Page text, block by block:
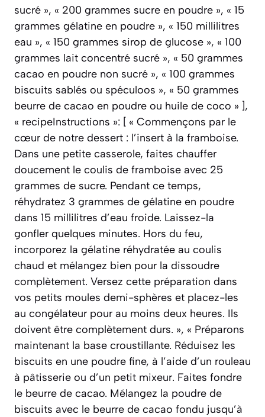
sucré », « 200 grammes sucre en poudre », « 15
grammes gélatine en poudre », « 150 millilitres
eau », « 150 grammes sirop de glucose », « 100
grammes lait concentré sucré », « 50 grammes
cacao en poudre non sucré », « 100 grammes
biscuits sablés ou spéculoos », « 50 grammes
beurre de cacao en poudre ou huile de coco » ],
« recipeInstructions »: [ « Commençons par le
cœur de notre dessert : l’insert à la framboise.
Dans une petite casserole, faites chauffer
doucement le coulis de framboise avec 25
grammes de sucre. Pendant ce temps,
réhydratez 3 grammes de gélatine en poudre
dans 15 millilitres d’eau froide. Laissez-la
gonfler quelques minutes. Hors du feu,
incorporez la gélatine réhydratée au coulis
chaud et mélangez bien pour la dissoudre
complètement. Versez cette préparation dans
vos petits moules demi-sphères et placez-les
au congélateur pour au moins deux heures. Ils
doivent être complètement durs. », « Préparons
maintenant la base croustillante. Réduisez les
biscuits en une poudre fine, à l’aide d’un rouleau
à pâtisserie ou d’un petit mixeur. Faites fondre
le beurre de cacao. Mélangez la poudre de
biscuits avec le beurre de cacao fondu jusqu’à